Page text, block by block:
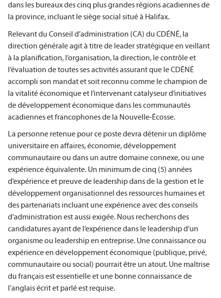
dans les bureaux des cinq plus grandes régions acadiennes de
la province, incluant le siège social situé à Halifax.
Relevant du Conseil d’administration (CA) du CDÉNÉ, la
direction générale agit à titre de leader stratégique en veillant
à la planification, l’organisation, la direction, le contrôle et
l’évaluation de toutes ses activités assurant que le CDÉNÉ
accompli son mandat et soit reconnu comme le champion de
la vitalité économique et l’intervenant catalyseur d’initiatives
de développement économique dans les communautés
acadiennes et francophones de la Nouvelle-Écosse.
La personne retenue pour ce poste devra détenir un diplôme
universitaire en affaires, économie, développement
communautaire ou dans un autre domaine connexe, ou une
expérience équivalente. Un minimum de cinq (5) années
d’expérience et preuve de leadership dans de la gestion et le
développement organisationnel des ressources humaines et
des partenariats incluant une expérience avec des conseils
d’administration est aussi exigée. Nous recherchons des
candidatures ayant de l’expérience dans le leadership d’un
organisme ou leadership en entreprise. Une connaissance ou
expérience en développement économique (publique, privé,
communautaire ou social) pourrait être un atout. Une maîtrise
du français est essentielle et une bonne connaissance de
l’anglais écrit et parlé est requise.